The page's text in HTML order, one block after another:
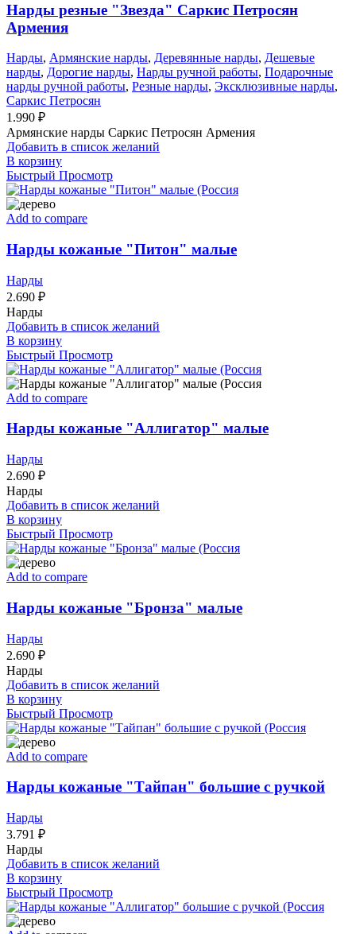
Нарды резные "Звезда" Саркис Петросян
Армения
Нарды, Армянские нарды, Деревянные нарды, Дешевые
нарды, Дорогие нарды, Нарды ручной работы, Подарочные
нарды ручной работы, Резные нарды, Эксклюзивные нарды,
Саркис Петросян
1.990 ₽
Армянские нарды Саркис Петросян Армения
Добавить в список желаний
В корзину
Быстрый Просмотр
Add to compare
Нарды кожаные "Питон" малые
Нарды
2.690 ₽
Нарды
Добавить в список желаний
В корзину
Быстрый Просмотр
Add to compare
Нарды кожаные "Аллигатор" малые
Нарды
2.690 ₽
Нарды
Добавить в список желаний
В корзину
Быстрый Просмотр
Add to compare
Нарды кожаные "Бронза" малые
Нарды
2.690 ₽
Нарды
Добавить в список желаний
В корзину
Быстрый Просмотр
Add to compare
Нарды кожаные "Тайпан" большие с ручкой
Нарды
3.791 ₽
Нарды
Добавить в список желаний
В корзину
Быстрый Просмотр